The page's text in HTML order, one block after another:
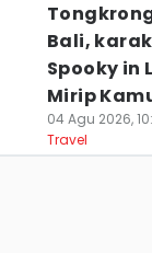
Bali,
Spooky in
Mirip
04 Agu 2026,
Travel